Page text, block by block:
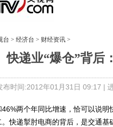
台 > 经济台 > 财经资讯 >
快递业“爆仓”背后
布时间:2012年01月31日 09:17 |
两个年同比增速，恰可以说明
。快递掣肘电商的背后，是交通基